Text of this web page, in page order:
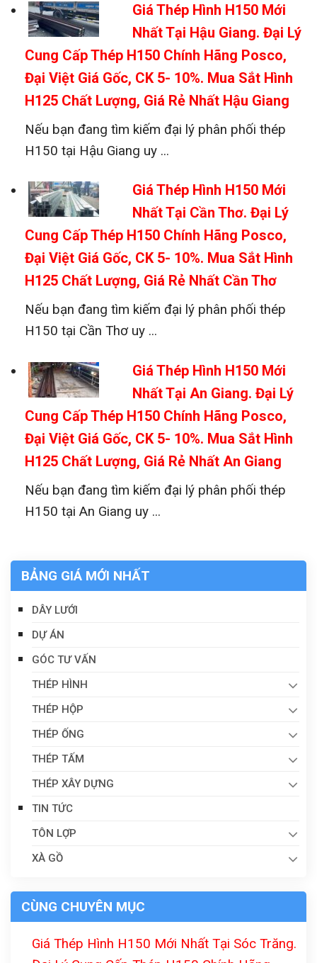
Giá Thép Hình H150 Mới
Nhất Tại Hậu Giang. Đại Lý
Cung Cấp Thép H150 Chính Hãng Posco,
Đại Việt Giá Gốc, CK 5- 10%. Mua Sắt Hình
H125 Chất Lượng, Giá Rẻ Nhất Hậu Giang
Nếu bạn đang tìm kiếm đại lý phân phối thép
H150 tại Hậu Giang uy ...
Giá Thép Hình H150 Mới
Nhất Tại Cần Thơ. Đại Lý
Cung Cấp Thép H150 Chính Hãng Posco,
Đại Việt Giá Gốc, CK 5- 10%. Mua Sắt Hình
H125 Chất Lượng, Giá Rẻ Nhất Cần Thơ
Nếu bạn đang tìm kiếm đại lý phân phối thép
H150 tại Cần Thơ uy ...
Giá Thép Hình H150 Mới
Nhất Tại An Giang. Đại Lý
Cung Cấp Thép H150 Chính Hãng Posco,
Đại Việt Giá Gốc, CK 5- 10%. Mua Sắt Hình
H125 Chất Lượng, Giá Rẻ Nhất An Giang
Nếu bạn đang tìm kiếm đại lý phân phối thép
H150 tại An Giang uy ...
BẢNG GIÁ MỚI NHẤT
DÂY LƯỚI
DỰ ÁN
GÓC TƯ VẤN
THÉP HÌNH
THÉP HỘP
THÉP ỐNG
THÉP TẤM
THÉP XÂY DỰNG
TIN TỨC
TÔN LỢP
XÀ GỒ
CÙNG CHUYÊN MỤC
Giá Thép Hình H150 Mới Nhất Tại Sóc Trăng.